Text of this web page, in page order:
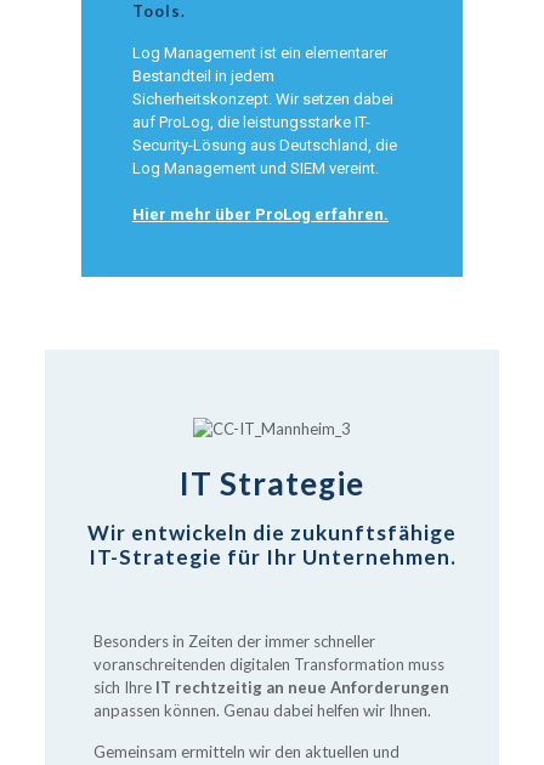
Tools.
Log Management ist ein elementarer
Bestandteil in jedem
Sicherheitskonzept. Wir setzen dabei
auf ProLog, die leistungsstarke IT-
Security-Lösung aus Deutschland, die
Log Management und SIEM vereint.
Hier mehr über ProLog erfahren.
IT Strategie
Wir entwickeln die zukunftsfähige
IT-Strategie für Ihr Unternehmen.
Besonders in Zeiten der immer schneller
voranschreitenden digitalen Transformation muss
sich Ihre IT rechtzeitig an neue Anforderungen
anpassen können. Genau dabei helfen wir Ihnen.
Gemeinsam ermitteln wir den aktuellen und